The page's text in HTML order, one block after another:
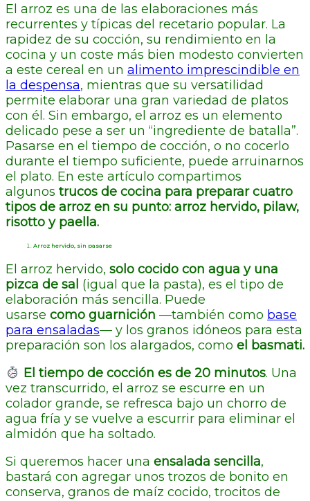
El arroz es una de las elaboraciones más
recurrentes y típicas del recetario popular. La
rapidez de su cocción, su rendimiento en la
cocina y un coste más bien modesto convierten
a este cereal en un alimento imprescindible en
la despensa, mientras que su versatilidad
permite elaborar una gran variedad de platos
con él. Sin embargo, el arroz es un elemento
delicado pese a ser un “ingrediente de batalla”.
Pasarse en el tiempo de cocción, o no cocerlo
durante el tiempo suficiente, puede arruinarnos
el plato. En este artículo compartimos
algunos trucos de cocina para preparar cuatro
tipos de arroz en su punto: arroz hervido, pilaw,
risotto y paella.
Arroz hervido, sin pasarse
El arroz hervido, solo cocido con agua y una
pizca de sal (igual que la pasta), es el tipo de
elaboración más sencilla. Puede
usarse como guarnición —también como base
para ensaladas— y los granos idóneos para esta
preparación son los alargados, como el basmati.
El tiempo de cocción es de 20 minutos. Una
vez transcurrido, el arroz se escurre en un
colador grande, se refresca bajo un chorro de
agua fría y se vuelve a escurrir para eliminar el
almidón que ha soltado.
Si queremos hacer una ensalada sencilla,
bastará con agregar unos trozos de bonito en
conserva, granos de maíz cocido, trocitos de